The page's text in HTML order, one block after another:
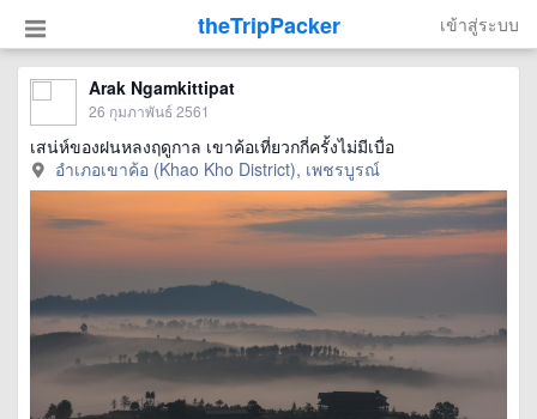
theTripPacker เข้าสู่ระบบ
Arak Ngamkittipat
26 กุมภาพันธ์ 2561
เสน่ห์ของฝนหลงฤดูกาล เขาค้อเที่ยวกกี่ครั้งไม่มีเบื่อ
อำเภอเขาค้อ (Khao Kho District), เพชรบูรณ์